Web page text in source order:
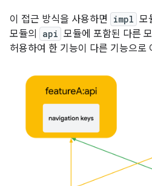
이 접근 방식을 사용하면 impl 모
모듈의
api 모듈에 포함된 다른
허용하여 한 기능이 다른 기능으로